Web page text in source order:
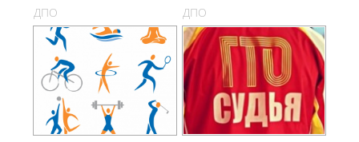
ДПО ДПО